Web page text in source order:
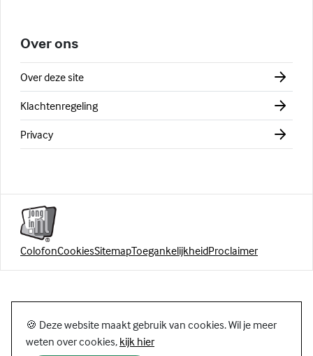
Over ons
Over deze site
Klachtenregeling
Privacy
ColofonCookiesSitemapToegankelijkheidProclaimer
🍪 Deze website maakt gebruik van cookies. Wil je meer
weten over cookies, kijk hier